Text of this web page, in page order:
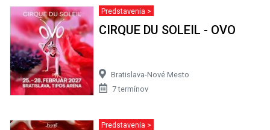
Predstavenia >
CIRQUE DU SOLEIL - OVO
Bratislava-Nové Mesto
7 termínov
Predstavenia >